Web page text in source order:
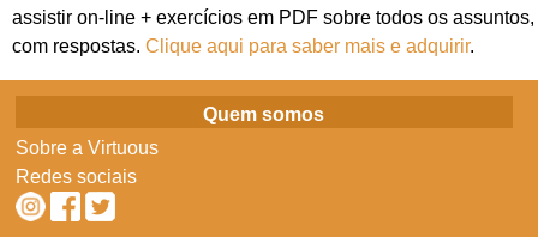
assistir on-line + exercícios em PDF sobre todos os assuntos,
com respostas. Clique aqui para saber mais e adquirir.
Quem somos
Sobre a Virtuous
Redes sociais